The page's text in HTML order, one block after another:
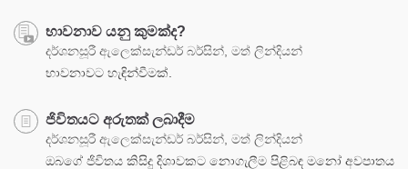
භාවනාව යනු කුමක්ද?
දර්ශනසූරී ඇලෙක්සැන්ඩර් බර්සින්, මත් ලින්දියන්
භාවනාවට හැඳින්වීමක්.
ජිවිතයට අරුතක් ලබාදීම
දර්ශනසූරී ඇලෙක්සැන්ඩර් බර්සින්, මත් ලින්දියන්
ඔබගේ ජිවිතය කිසිදු දිශාවකට නොගැලීම පිළිබඳ මනෝ අවපාතය